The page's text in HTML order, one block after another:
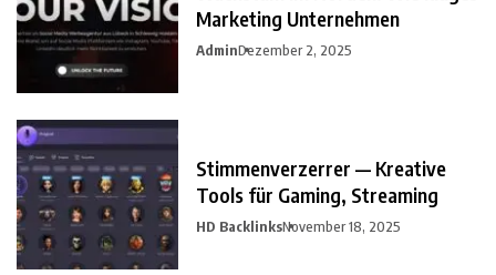
Marketing Unternehmen
AdminDezember 2, 2025
Stimmenverzerrer — Kreative
Tools für Gaming, Streaming
HD BacklinksNovember 18, 2025